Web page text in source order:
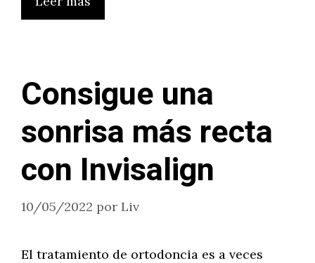
Consigue una
sonrisa más recta
con Invisalign
10/05/2022 por Liv
El tratamiento de ortodoncia es a veces